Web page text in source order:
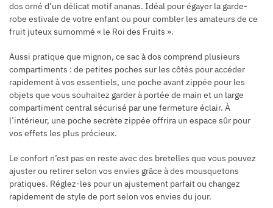
dos orné d’un délicat motif ananas. Idéal pour égayer la garde-
robe estivale de votre enfant ou pour combler les amateurs de ce
fruit juteux surnommé « le Roi des Fruits ».
Aussi pratique que mignon, ce sac à dos comprend plusieurs
compartiments : de petites poches sur les côtés pour accéder
rapidement à vos essentiels, une poche avant zippée pour les
objets que vous souhaitez garder à portée de main et un large
compartiment central sécurisé par une fermeture éclair. À
l’intérieur, une poche secrète zippée offrira un espace sûr pour
vos effets les plus précieux.
Le confort n’est pas en reste avec des bretelles que vous pouvez
ajuster ou retirer selon vos envies grâce à des mousquetons
pratiques. Réglez-les pour un ajustement parfait ou changez
rapidement de style de port selon vos envies du jour.